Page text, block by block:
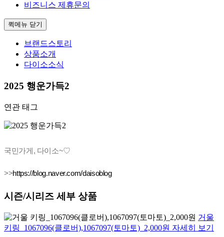
비즈니스 제휴문의
퀵메뉴 닫기
브랜드스토리
상품소개
다이소소식
2025 행운가득2
연관 태그
국민가게, 다이소~♡
>>https://blog.naver.com/daisoblog
시즌/시리즈 세부 상품
거울
키링_1067096(클로버),1067097(토마토)_2,000원 자세히 보기